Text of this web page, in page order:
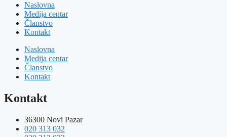
Naslovna
Medija centar
Članstvo
Kontakt
Naslovna
Medija centar
Članstvo
Kontakt
Kontakt
36300 Novi Pazar
020 313 032